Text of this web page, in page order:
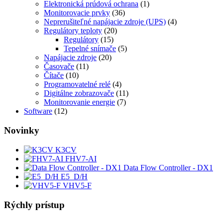
Elektronická prúdová ochrana (1)
Monitorovacie prvky (36)
Neprerušiteľné napájacie zdroje (UPS) (4)
Regulátory teploty (20)
Regulátory (15)
Tepelné snímače (5)
Napájacie zdroje (20)
Časovače (11)
Čítače (10)
Programovatelné relé (4)
Digitálne zobrazovače (11)
Monitorovanie energie (7)
Software (12)
Novinky
K3CV
FHV7-AI
Data Flow Controller - DX1
E5_D/H
VHV5-F
Rýchly prístup